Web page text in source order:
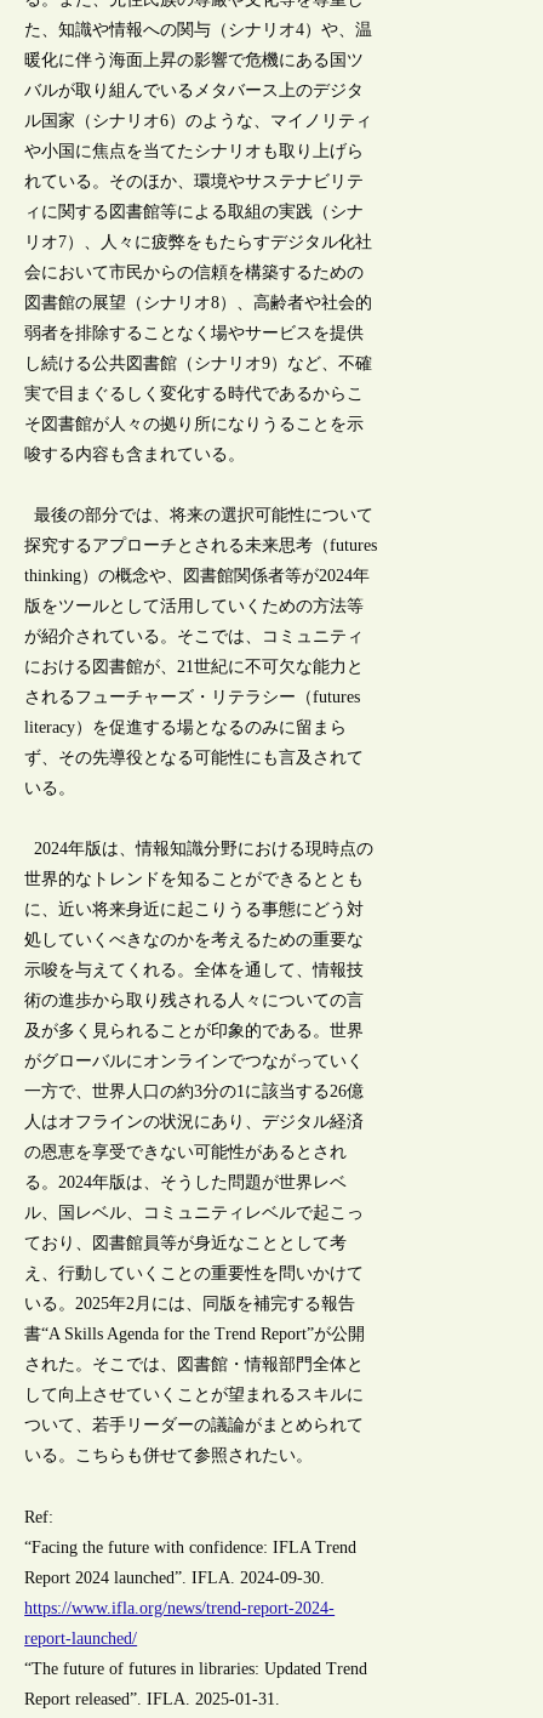
た、知識や情報への関与（シナリオ4）や、温
暖化に伴う海面上昇の影響で危機にある国ツ
バルが取り組んでいるメタバース上のデジタ
ル国家（シナリオ6）のような、マイノリティ
や小国に焦点を当てたシナリオも取り上げら
れている。そのほか、環境やサステナビリテ
ィに関する図書館等による取組の実践（シナ
リオ7）、人々に疲弊をもたらすデジタル化社
会において市民からの信頼を構築するための
図書館の展望（シナリオ8）、高齢者や社会的
弱者を排除することなく場やサービスを提供
し続ける公共図書館（シナリオ9）など、不確
実で目まぐるしく変化する時代であるからこ
そ図書館が人々の拠り所になりうることを示
唆する内容も含まれている。
最後の部分では、将来の選択可能性について
探究するアプローチとされる未来思考（futures
thinking）の概念や、図書館関係者等が2024年
版をツールとして活用していくための方法等
が紹介されている。そこでは、コミュニティ
における図書館が、21世紀に不可欠な能力と
されるフューチャーズ・リテラシー（futures
literacy）を促進する場となるのみに留まら
ず、その先導役となる可能性にも言及されて
いる。
2024年版は、情報知識分野における現時点の
世界的なトレンドを知ることができるととも
に、近い将来身近に起こりうる事態にどう対
処していくべきなのかを考えるための重要な
示唆を与えてくれる。全体を通して、情報技
術の進歩から取り残される人々についての言
及が多く見られることが印象的である。世界
がグローバルにオンラインでつながっていく
一方で、世界人口の約3分の1に該当する26億
人はオフラインの状況にあり、デジタル経済
の恩恵を享受できない可能性があるとされ
る。2024年版は、そうした問題が世界レベ
ル、国レベル、コミュニティレベルで起こっ
ており、図書館員等が身近なこととして考
え、行動していくことの重要性を問いかけて
いる。2025年2月には、同版を補完する報告
書“A Skills Agenda for the Trend Report”が公開
された。そこでは、図書館・情報部門全体と
して向上させていくことが望まれるスキルに
ついて、若手リーダーの議論がまとめられて
いる。こちらも併せて参照されたい。
Ref:
“Facing the future with confidence: IFLA Trend
Report 2024 launched”. IFLA. 2024-09-30.
https://www.ifla.org/news/trend-report-2024-
report-launched/
“The future of futures in libraries: Updated Trend
Report released”. IFLA. 2025-01-31.